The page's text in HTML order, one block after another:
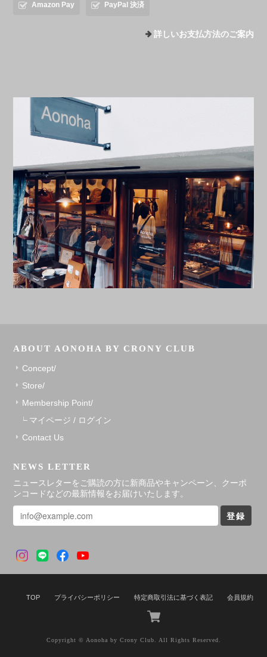
Amazon Pay PayPal 決済
詳しいお支払方法のご案内
ABOUT AONOHA BY CRONY CLUB
Concept/
Store/
Membership Point/
マイページ / ログイン
Contact Us
NEWS LETTER
ニュースレターをご購読の方に新商品やキャンペーン、クーポ
ンコードなどの最新情報をお届けいたします。
登録
TOP プライバシーポリシー 特定商取引法に基づく表記 会員規約
Copyright © Aonoha by Crony Club. All Rights Reserved.